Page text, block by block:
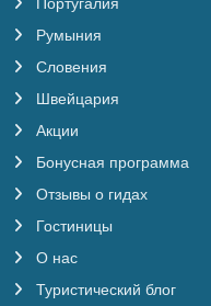
Румыния
Словения
Швейцария
Акции
Бонусная программа
Отзывы о гидах
Гостиницы
О нас
Туристический блог